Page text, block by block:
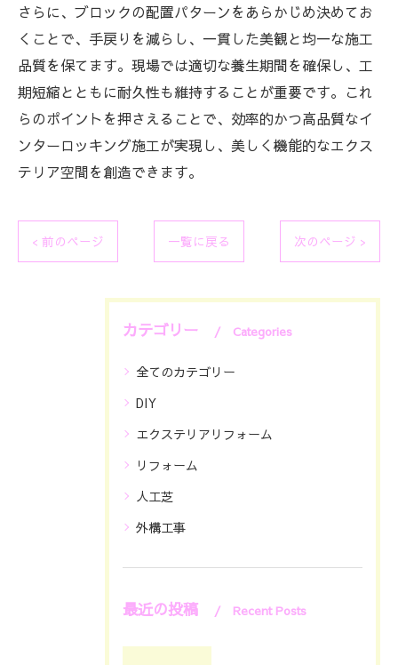
さらに、ブロックの配置パターンをあらかじめ決めてお
くことで、手戻りを減らし、一貫した美観と均一な施工
品質を保てます。現場では適切な養生期間を確保し、工
期短縮とともに耐久性も維持することが重要です。これ
らのポイントを押さえることで、効率的かつ高品質なイ
ンターロッキング施工が実現し、美しく機能的なエクス
テリア空間を創造できます。
< 前のページ 一覧に戻る 次のページ >
カテゴリー Categories
全てのカテゴリー
DIY
エクステリアリフォーム
リフォーム
人工芝
外構工事
最近の投稿 Recent Posts